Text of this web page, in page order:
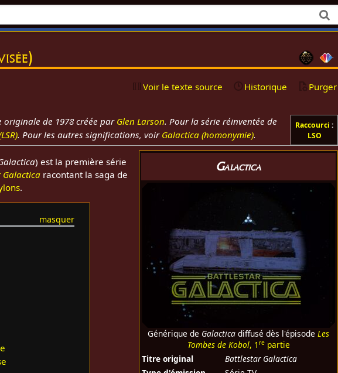
Voir le texte source Historique Purger
Raccourci :
LSO
originale de 1978 créée par Glen Larson. Pour la série réinventée de
. Pour les autres significations, voir Galactica (homonymie).
Galactica
Générique de Galactica diffusé dès l'épisodeLes
Tombes de Kobol, 1 repartie
Titre original
Battlestar Galactica
) est la première série
racontant la saga de
.